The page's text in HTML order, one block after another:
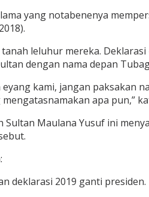
yang notabenenya
leluhur mereka.
dengan nama depan
kami, jangan
apa pun,”
Maulana Yusuf ini
deklarasi 2019 ganti presiden.